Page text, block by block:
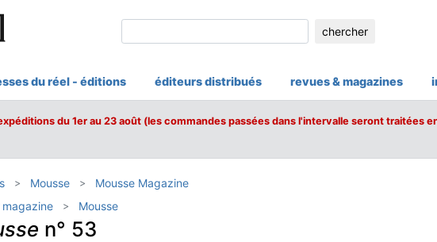
chercher
du réel - éditions éditeurs distribués revues & magazines
du 1er au 23 août (les commandes passées dans l'intervalle seront traitées
Mousse
Mousse Magazine
Mousse
n° 53